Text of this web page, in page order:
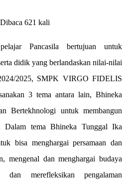
621 kali
Pancasila bertujuan untuk
didik yang berlandaskan nilai-nilai
2025, SMPK VIRGO FIDELIS
3 tema antara lain, Bhineka
Bertekhnologi untuk membangun
tema Bhineka Tunggal Ika
bisa menghargai persamaan dan
mengenal dan menghargai budaya
dan merefleksikan pengalaman